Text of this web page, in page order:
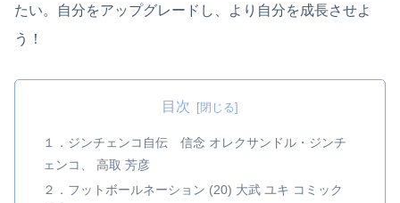
たい。自分をアップグレードし、より自分を成長させよ
う！
目次
１．ジンチェンコ自伝 信念 オレクサンドル・ジンチ
ェンコ、 高取 芳彦
２．フットボールネーション (20) 大武 ユキ コミック